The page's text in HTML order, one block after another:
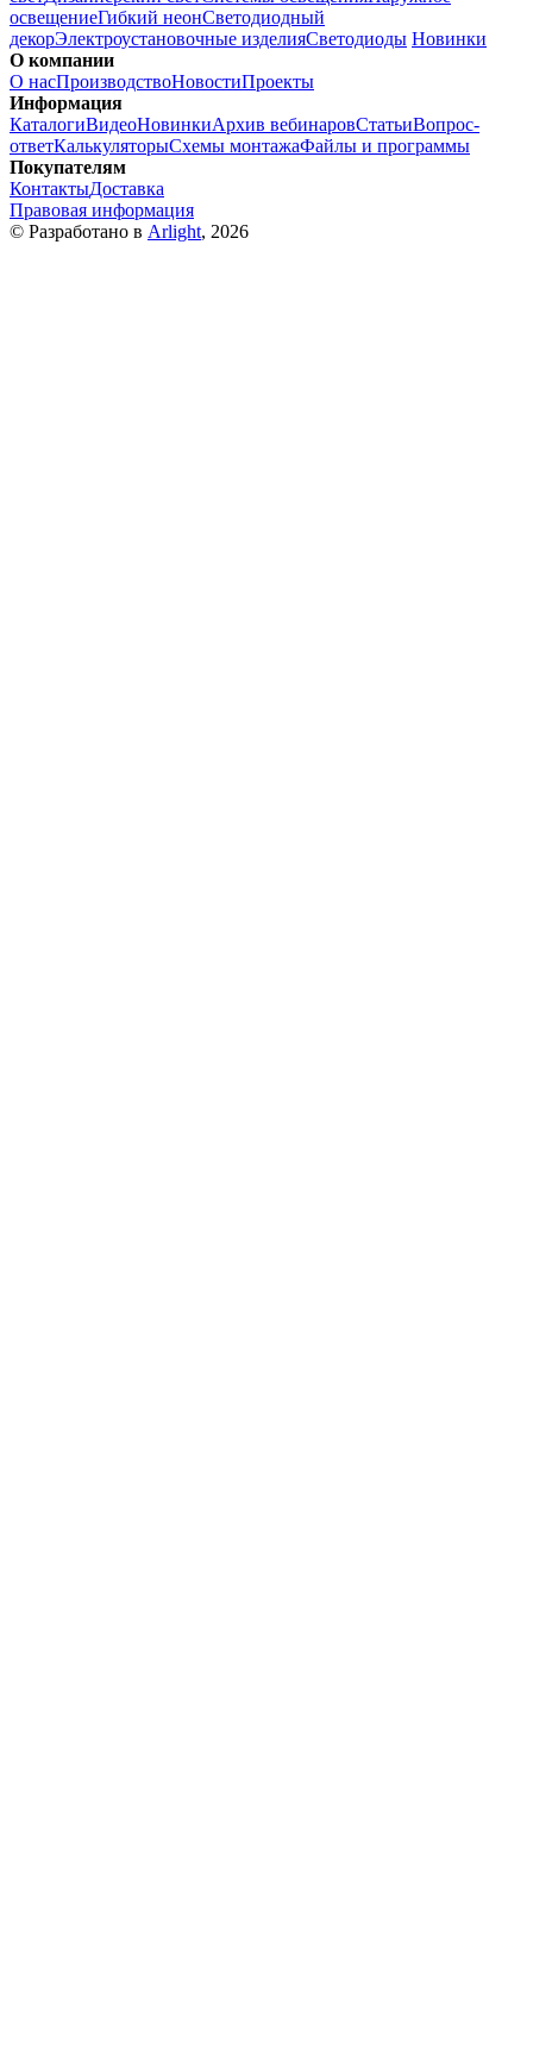
освещениеГибкий неонСветодиодный
декорЭлектроустановочные изделияСветодиоды Новинки
О компании
О насПроизводствоНовостиПроекты
Информация
КаталогиВидеоНовинкиАрхив вебинаровСтатьиВопрос-
ответКалькуляторыСхемы монтажаФайлы и программы
Покупателям
КонтактыДоставка
Правовая информация
© Разработано в Arlight, 2026